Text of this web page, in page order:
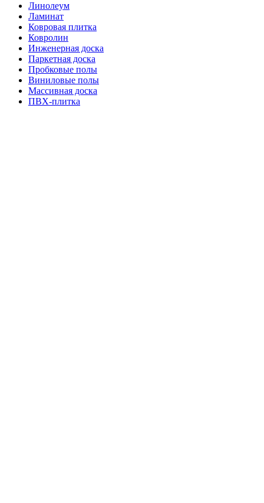
Линолеум
Ламинат
Ковровая плитка
Ковролин
Инженерная доска
Паркетная доска
Пробковые полы
Виниловые полы
Массивная доска
ПВХ-плитка